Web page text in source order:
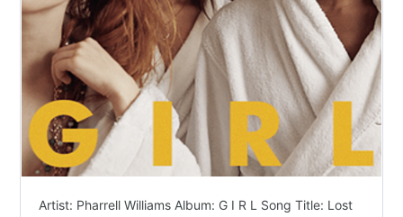
Artist: Pharrell Williams Album: G I R L Song Title: Lost